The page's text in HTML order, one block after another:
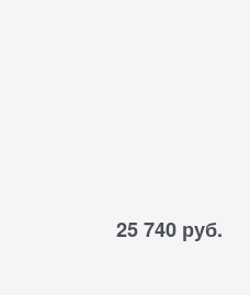
25 740 руб.